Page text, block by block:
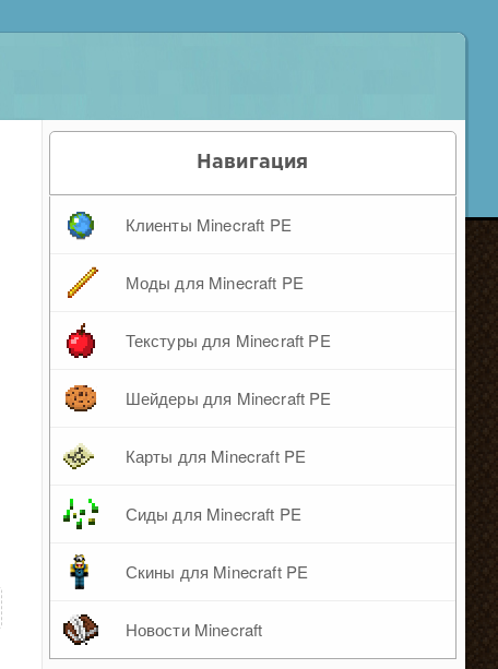
Навигация
Клиенты Minecraft PE
Моды для Minecraft PE
Текстуры для Minecraft PE
Шейдеры для Minecraft PE
Карты для Minecraft PE
Сиды для Minecraft PE
Скины для Minecraft PE
Новости Minecraft